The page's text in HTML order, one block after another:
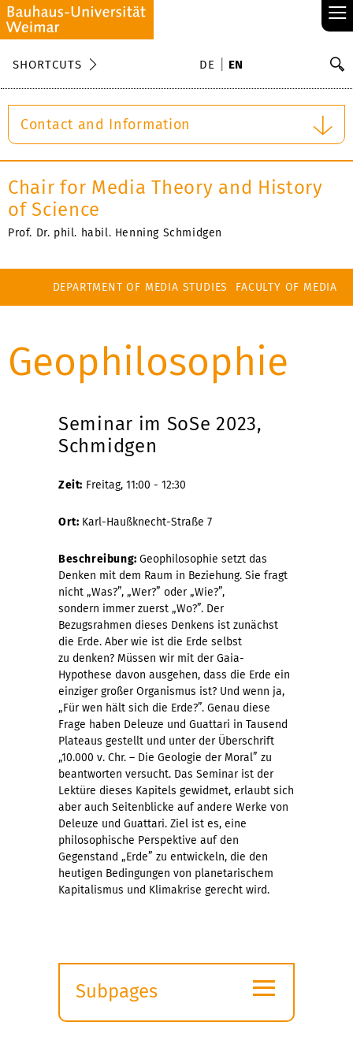
≡
SHORTCUTS DE EN
Contact and Information
Chair for Media Theory and History
of Science
Prof. Dr. phil. habil. Henning Schmidgen
DEPARTMENT OF MEDIA STUDIES FACULTY OF MEDIA
Geophilosophie
Seminar im SoSe 2023,
Schmidgen
Zeit: Freitag, 11:00 - 12:30
Ort: Karl-Haußknecht-Straße 7
Beschreibung:Geophilosophie setzt das
Denken mit dem Raum in Beziehung. Sie fragt
nicht „Was?”, „Wer?” oder „Wie?”,
sondern immer zuerst „Wo?”. Der
Bezugsrahmen dieses Denkens ist zunächst
die Erde. Aber wie ist die Erde selbst
zu denken? Müssen wir mit der Gaia-
Hypothese davon ausgehen, dass die Erde ein
einziger großer Organismus ist? Und wenn ja,
„Für wen hält sich die Erde?”. Genau diese
Frage haben Deleuze und Guattari in Tausend
Plateaus gestellt und unter der Überschrift
„10.000 v. Chr. – Die Geologie der Moral” zu
beantworten versucht. Das Seminar ist der
Lektüre dieses Kapitels gewidmet, erlaubt sich
aber auch Seitenblicke auf andere Werke von
Deleuze und Guattari. Ziel ist es, eine
philosophische Perspektive auf den
Gegenstand „Erde” zu entwickeln, die den
heutigen Bedingungen von planetarischem
Kapitalismus und Klimakrise gerecht wird.
Subpages
≡